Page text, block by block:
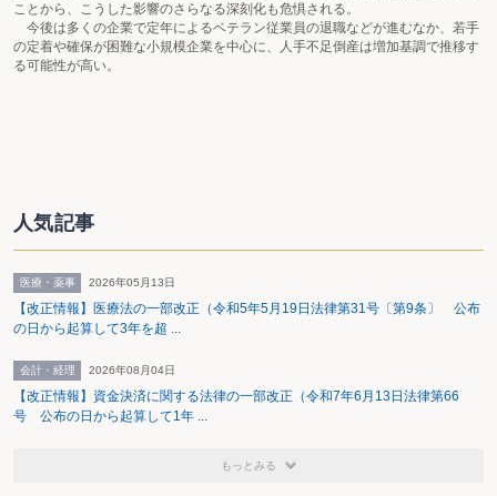
ことから、こうした影響のさらなる深刻化も危惧される。
今後は多くの企業で定年によるベテラン従業員の退職などが進むなか、若手
の定着や確保が困難な小規模企業を中心に、人手不足倒産は増加基調で推移す
る可能性が高い。
人気記事
医療・薬事 2026年05月13日
【改正情報】医療法の一部改正（令和5年5月19日法律第31号〔第9条〕 公布
の日から起算して3年を超 ...
会計・経理 2026年08月04日
【改正情報】資金決済に関する法律の一部改正（令和7年6月13日法律第66
号 公布の日から起算して1年 ...
もっとみる